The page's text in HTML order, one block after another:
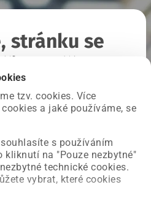
tzv. cookies. Více
a jaké používáme, se
s používáním
kliknutí na "Pouze nezbytné"
technické cookies.
vybrat, které cookies
stránku se
straně a už ji opravujeme.
požadovanou stránku.
Úvodní strana